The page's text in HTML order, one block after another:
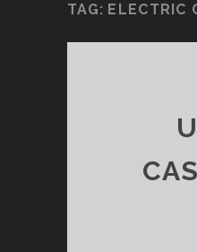
TAG: ELECTRIC